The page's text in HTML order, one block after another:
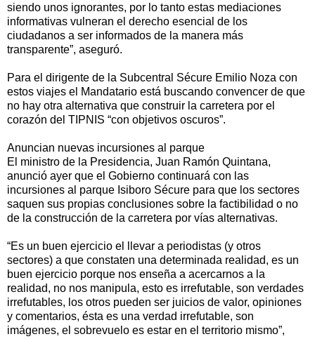
siendo unos ignorantes, por lo tanto estas mediaciones
informativas vulneran el derecho esencial de los
ciudadanos a ser informados de la manera más
transparente”, aseguró.
Para el dirigente de la Subcentral Sécure Emilio Noza con
estos viajes el Mandatario está buscando convencer de que
no hay otra alternativa que construir la carretera por el
corazón del TIPNIS “con objetivos oscuros”.
Anuncian nuevas incursiones al parque
El ministro de la Presidencia, Juan Ramón Quintana,
anunció ayer que el Gobierno continuará con las
incursiones al parque Isiboro Sécure para que los sectores
saquen sus propias conclusiones sobre la factibilidad o no
de la construcción de la carretera por vías alternativas.
“Es un buen ejercicio el llevar a periodistas (y otros
sectores) a que constaten una determinada realidad, es un
buen ejercicio porque nos enseña a acercarnos a la
realidad, no nos manipula, esto es irrefutable, son verdades
irrefutables, los otros pueden ser juicios de valor, opiniones
y comentarios, ésta es una verdad irrefutable, son
imágenes, el sobrevuelo es estar en el territorio mismo”,